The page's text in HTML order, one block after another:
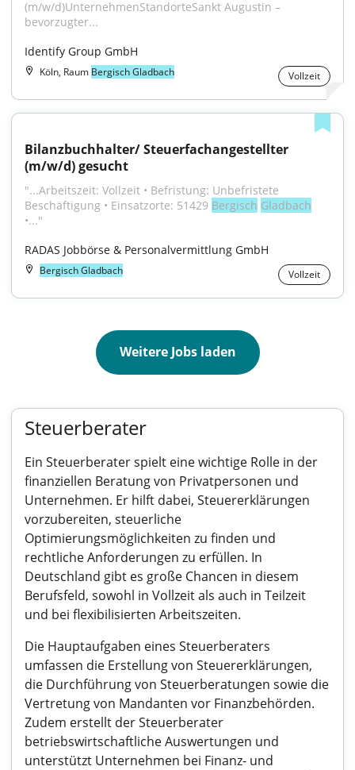
(m/w/d)UnternehmenStandorteSankt Augustin –
bevorzugter...
Identify Group GmbH
Köln, Raum Bergisch Gladbach Vollzeit
Bilanzbuchhalter/ Steuerfachangestellter
(m/w/d) gesucht
"...Arbeitszeit: Vollzeit • Befristung: Unbefristete
Beschäftigung • Einsatzorte: 51429 Bergisch Gladbach
•..."
RADAS Jobbörse & Personalvermittlung GmbH
Bergisch Gladbach Vollzeit
Weitere Jobs laden
Steuerberater
Ein Steuerberater spielt eine wichtige Rolle in der
finanziellen Beratung von Privatpersonen und
Unternehmen. Er hilft dabei, Steuererklärungen
vorzubereiten, steuerliche
Optimierungsmöglichkeiten zu finden und
rechtliche Anforderungen zu erfüllen. In
Deutschland gibt es große Chancen in diesem
Berufsfeld, sowohl in Vollzeit als auch in Teilzeit
und bei flexibilisierten Arbeitszeiten.
Die Hauptaufgaben eines Steuerberaters
umfassen die Erstellung von Steuererklärungen,
die Durchführung von Steuerberatungen sowie die
Vertretung von Mandanten vor Finanzbehörden.
Zudem erstellt der Steuerberater
betriebswirtschaftliche Auswertungen und
unterstützt Unternehmen bei Finanz- und